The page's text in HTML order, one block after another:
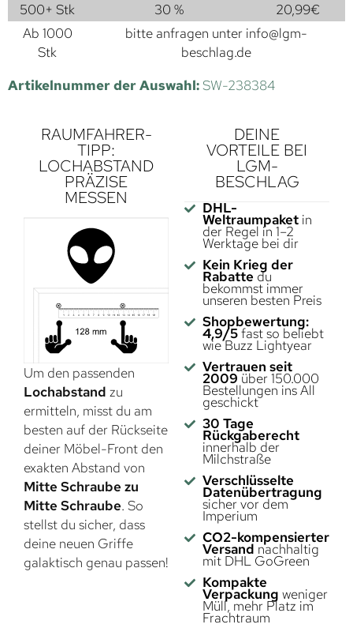
500+ Stk
30 % 20,99€
Ab 1000
Stk
bitte anfragen unter info@lgm-
beschlag.de
Artikelnummer der Auswahl:SW-238384
RAUMFAHRER-
TIPP:
LOCHABSTAND
PRÄZISE
MESSEN
Um den passenden
Lochabstand zu
ermitteln, misst du am
besten auf der Rückseite
deiner Möbel-Front den
exakten Abstand von
Mitte Schraube zu
Mitte Schraube. So
stellst du sicher, dass
deine neuen Griffe
galaktisch genau passen!
DEINE
VORTEILE BEI
LGM-
BESCHLAG
DHL-
Weltraumpaketin
der Regel in 1–2
Werktage bei dir
Kein Krieg der
Rabatte du
bekommst immer
unseren besten Preis
Shopbewertung:
4,9/5fast so beliebt
wie Buzz Lightyear
Vertrauen seit
2009 über 150.000
Bestellungen ins All
geschickt
30 Tage
Rückgaberecht
innerhalb der
Milchstraße
Verschlüsselte
Datenübertragung
sicher vor dem
Imperium
CO2-kompensierter
Versand nachhaltig
mit DHL GoGreen
Kompakte
Verpackung weniger
Müll, mehr Platz im
Frachtraum